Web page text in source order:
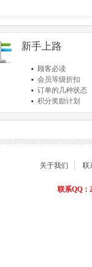
新手上路
顾客必读
会员等级折扣
订单的几种状态
积分奖励计划
商品退货保障
关于我们 联
联系QQ：